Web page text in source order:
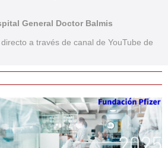
General Doctor Balmis
a través de canal de YouTube de